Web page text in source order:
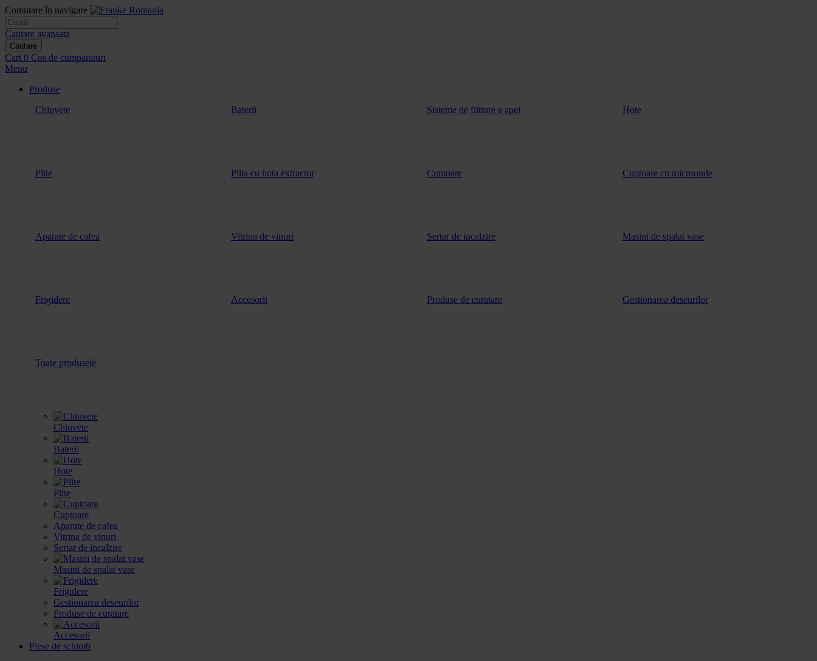
Comutare în navigare
Cautare avansata
Cautare
Cart 0 Cos de cumparaturi
Menu
Produse
Chiuvete
Baterii Sisteme de filtrare a apei Hote
Plite Plita cu hota extractor Cuptoare Cuptoare cu microunde
Aparate de cafea Vitrina de vinuri Sertar de incalzire Masini de spalat vase
Frigidere Accesorii Produse de curatare Gestionarea deseurilor
Toate produsele
Chiuvete
Baterii
Hote
Plite
Cuptoare
Aparate de cafea
Vitrina de vinuri
Sertar de incalzire
Masini de spalat vase
Frigidere
Gestionarea deseurilor
Produse de curatare
Accesorii
Piese de schimb